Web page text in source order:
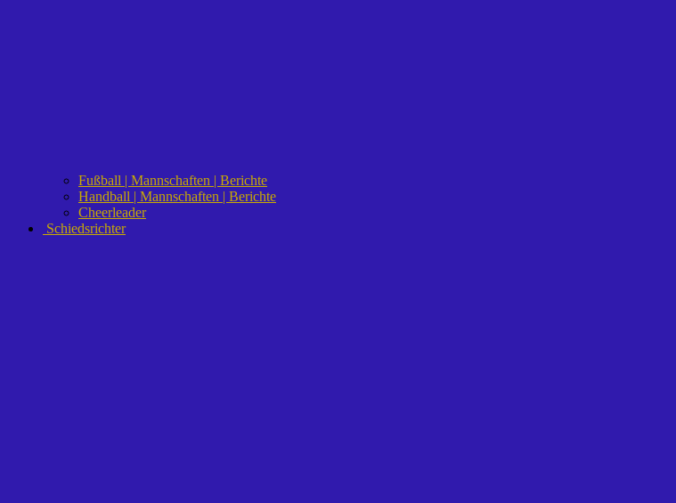
Fußball | Mannschaften | Berichte
Handball | Mannschaften | Berichte
Cheerleader
Schiedsrichter